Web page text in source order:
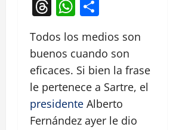
Threads
WhatsApp
Todos los medios son
buenos cuando son
eficaces. Si bien la frase
le pertenece a Sartre, el
presidente Alberto
Fernández ayer le dio